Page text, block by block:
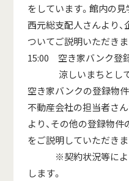
をしています。館内の
西元総支配人さんより、
ついてご説明いただきま
15:00 空き家バンク登録
涼しいまちとして
空き家バンクの登録物
不動産会社の担当者さ
より、その他の登録物
をご説明していただきま
※契約状況等により
します。